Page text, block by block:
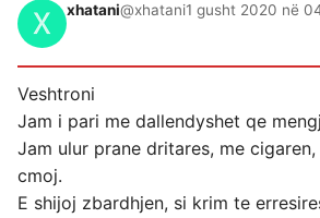
xhatani@xhatani1 gusht 2020 në
Veshtroni
Jam i pari me dallendyshet qe
Jam ulur prane dritares, me
cmoj.
E shijoj zbardhjen, si krim te